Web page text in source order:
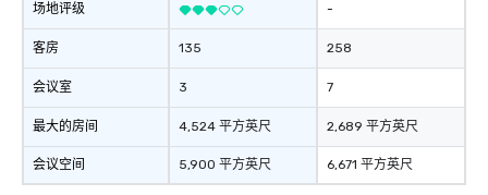
场地评级
客房
会议室
最大的房间
会议空间
135
3
4,524 平方英尺
5,900 平方英尺
-
258
7
2,689 平方英尺
6,671 平方英尺